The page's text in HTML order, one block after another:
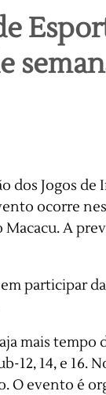
dos Jogos de
ocorre
Macacu. A
participar
mais tempo
12, 14, e 16.
O evento é